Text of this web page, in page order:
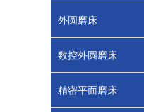
外圆磨床
数控外圆磨床
精密平面磨床